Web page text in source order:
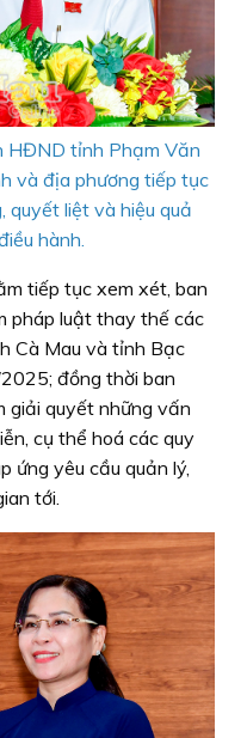
HĐND tỉnh Phạm Văn
và địa phương tiếp tục
quyết liệt và hiệu quả
hành.
tiếp tục xem xét, ban
pháp luật thay thế các
Cà Mau và tỉnh Bạc
đồng thời ban
giải quyết những vấn
cụ thể hoá các quy
ứng yêu cầu quản lý,
tới.